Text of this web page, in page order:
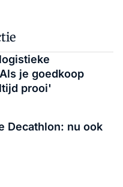
je goedkoop
prooi'
Decathlon: nu ook